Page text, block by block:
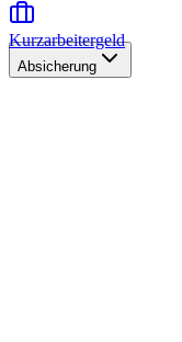
Kurzarbeitergeld
Absicherung